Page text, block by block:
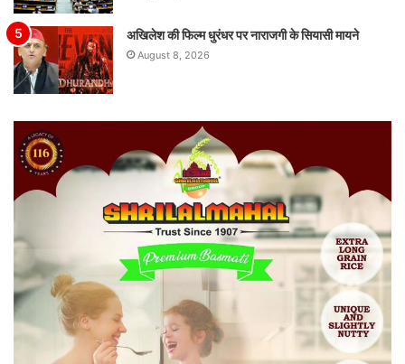
अखिलेश की फिल्म धुरंधर पर नाराजगी के सियासी मायने
August 8, 2026